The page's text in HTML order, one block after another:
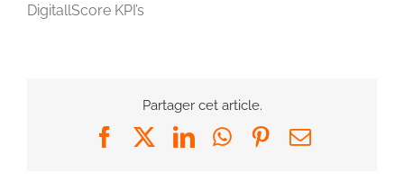
DigitallScore KPI’s
Partager cet article.
FacebookLinkedInWhatsApp
Pinterest
Email